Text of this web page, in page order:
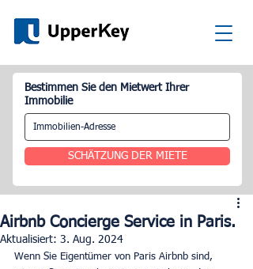
Bestimmen Sie den Mietwert Ihrer
Immobilie
SCHÄTZUNG DER MIETE
Airbnb Concierge Service in Paris.
Aktualisiert: 3. Aug. 2024
Wenn Sie Eigentümer von Paris Airbnb sind,